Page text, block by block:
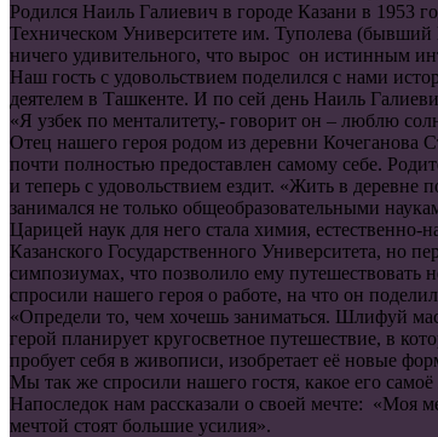
Родился Наиль Галиевич в городе Казани в 1953
Техническом Университете им. Туполева
ничего удивительного, что вырос он истинным
Наш гость с удовольствием поделился с нами
деятелем в Ташкенте. И по сей день Наиль
«Я узбек по менталитету,- говорит он – люблю
Отец нашего героя родом из деревни Кочеганова
почти полностью предоставлен самому себе.
и теперь с удовольствием ездит. «Жить в
занимался не только общеобразовательными
Царицей наук для него стала химия,
Казанского Государственного Университета, но
симпозиумах, что позволило ему
спросили нашего героя о работе, на что он
«Определи то, чем хочешь заниматься. Шлифуй
герой планирует кругосветное путешествие, в
пробует себя в живописи, изобретает её новые
Мы так же спросили нашего гостя, какое его
Напоследок нам рассказали о своей мечте: «Моя
мечтой стоят большие усилия».